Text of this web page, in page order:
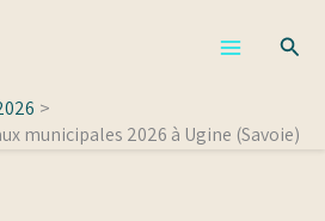
municipales 2026 à Ugine (Savoie)